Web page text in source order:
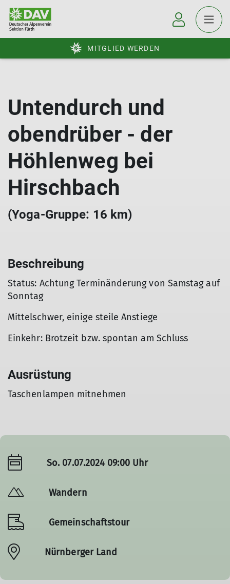
MITGLIED WERDEN
Untendurch und
obendrüber - der
Höhlenweg bei
Hirschbach
(Yoga-Gruppe: 16 km)
Beschreibung
Status: Achtung Terminänderung von Samstag auf
Sonntag
Mittelschwer, einige steile Anstiege
Einkehr: Brotzeit bzw. spontan am Schluss
Ausrüstung
Taschenlampen mitnehmen
So. 07.07.2024 09:00 Uhr
Wandern
Gemeinschaftstour
Nürnberger Land